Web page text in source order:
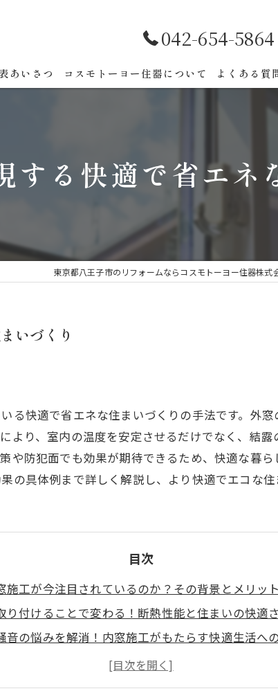
042-654-5864
あいさつ コスモトーヨー住器について よくある質
する快適で省エネ
東京都八王子市のリフォームならコスモトーヨー住器株式
いづくり
る快適で省エネな住まいづくりの手法です。外
より、室内の温度を安定させるだけでなく、結
や防犯面でも効果が期待できるため、快適な暮
の具体例まで詳しく解説し、より快適でエコな住
目次
施工が今注目されているのか？その背景とメリッ
り付けることで変わる！断熱性能と住まいの快適
音の悩みを解消！内窓施工がもたらす快適生活へ
施工ポイントを押さえよう！プロが教える内窓取
果を実感！内窓施工後の電気代や温度変化を徹底